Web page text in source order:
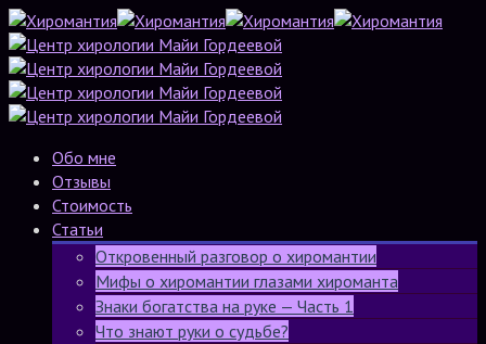
Обо мне
Отзывы
Стоимость
Статьи
Откровенный разговор о хиромантии
Мифы о хиромантии глазами хироманта
Знаки богатства на руке — Часть 1
Что знают руки о судьбе?